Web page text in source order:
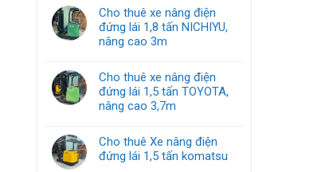
Cho thuê xe nâng điện
đứng lái 1,8 tấn NICHIYU,
nâng cao 3m
Cho thuê xe nâng điện
đứng lái 1,5 tấn TOYOTA,
nâng cao 3,7m
Cho thuê Xe nâng điện
đứng lái 1,5 tấn komatsu